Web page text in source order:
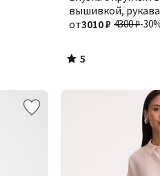
вышивкой,
4300 ₽-
от3010 ₽
5
5
/